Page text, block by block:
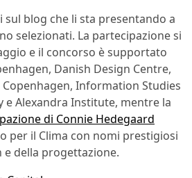
blog che li sta presentando a
selezionati. La partecipazione si
e il concorso è supportato
Danish Design Centre,
Copenhagen, Information Studies
e Alexandra Institute, mentre la
di Connie Hedegaard
per il Clima con nomi prestigiosi
e della progettazione.